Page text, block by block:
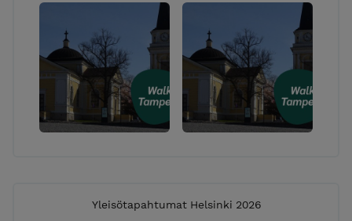
Yleisötapahtumat Helsinki 2026